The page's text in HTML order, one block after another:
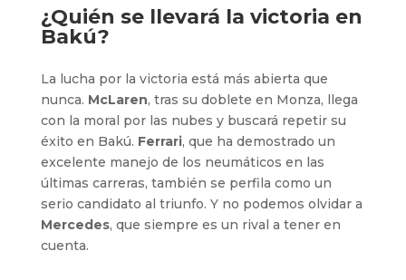
¿Quién se llevará la victoria en
Bakú?
La lucha por la victoria está más abierta que
nunca. McLaren, tras su doblete en Monza, llega
con la moral por las nubes y buscará repetir su
éxito en Bakú. Ferrari, que ha demostrado un
excelente manejo de los neumáticos en las
últimas carreras, también se perfila como un
serio candidato al triunfo. Y no podemos olvidar a
Mercedes, que siempre es un rival a tener en
cuenta.